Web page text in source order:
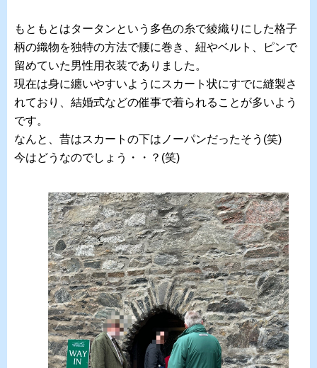
もともとはタータンという多色の糸で綾織りにした格子
柄の織物を独特の方法で腰に巻き、紐やベルト、ピンで
留めていた男性用衣装でありました。
現在は身に纏いやすいようにスカート状にすでに縫製さ
れており、結婚式などの催事で着られることが多いよう
です。
なんと、昔はスカートの下はノーパンだったそう(笑)
今はどうなのでしょう・・？(笑)